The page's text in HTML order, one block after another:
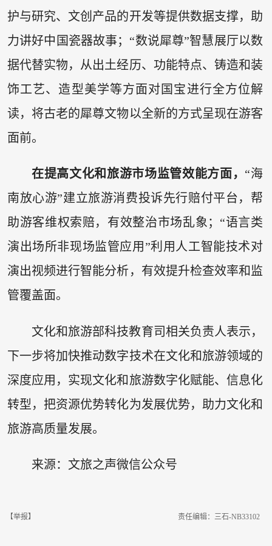
护与研究、文创产品的开发等提供数据支撑，助
力讲好中国瓷器故事；“数说犀尊”智慧展厅以数
据代替实物，从出土经历、功能特点、铸造和装
饰工艺、造型美学等方面对国宝进行全方位解
读，将古老的犀尊文物以全新的方式呈现在游客
面前。
在提高文化和旅游市场监管效能方面， “海
南放心游”建立旅游消费投诉先行赔付平台，帮
助游客维权索赔，有效整治市场乱象；“语言类
演出场所非现场监管应用”利用人工智能技术对
演出视频进行智能分析，有效提升检查效率和监
管覆盖面。
文化和旅游部科技教育司相关负责人表示，
下一步将加快推动数字技术在文化和旅游领域的
深度应用，实现文化和旅游数字化赋能、信息化
转型，把资源优势转化为发展优势，助力文化和
旅游高质量发展。
来源：文旅之声微信公众号
【举报】 责任编辑：三石-NB33102